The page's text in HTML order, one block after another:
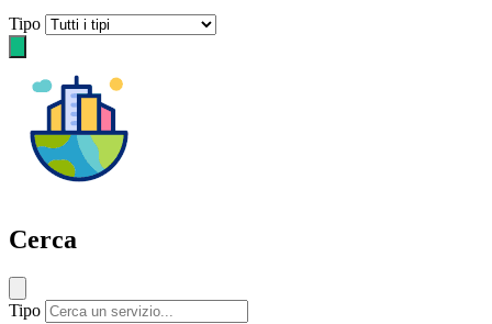
Tipo
Cerca
Tipo